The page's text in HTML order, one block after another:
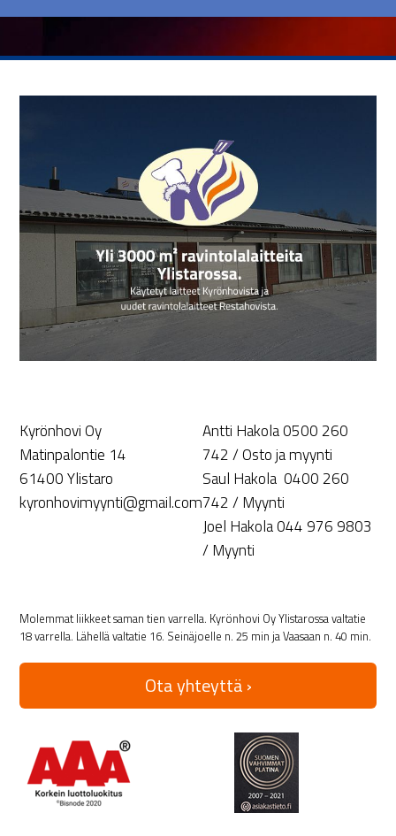
Kyrönhovi Oy
Matinpalontie 14
61400 Ylistaro
kyronhovimyynti@gmail.com
Antti Hakola 0500 260
742 / Osto ja myynti
Saul Hakola 0400 260
742 / Myynti
Joel Hakola 044 976 9803
/ Myynti
Molemmat liikkeet saman tien varrella. Kyrönhovi Oy Ylistarossa valtatie
18 varrella. Lähellä valtatie 16. Seinäjoelle n. 25 min ja Vaasaan n. 40 min.
Ota yhteyttä ›